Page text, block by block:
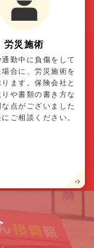
労災施術
勤中に負傷をして
場合に、労災施術を
ます。保険会社と
や書類の書き方な
な点がございました
ご相談ください。